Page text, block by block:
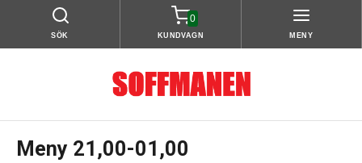
SÖK
0
KUNDVAGN MENY
Meny 21,00-01,00